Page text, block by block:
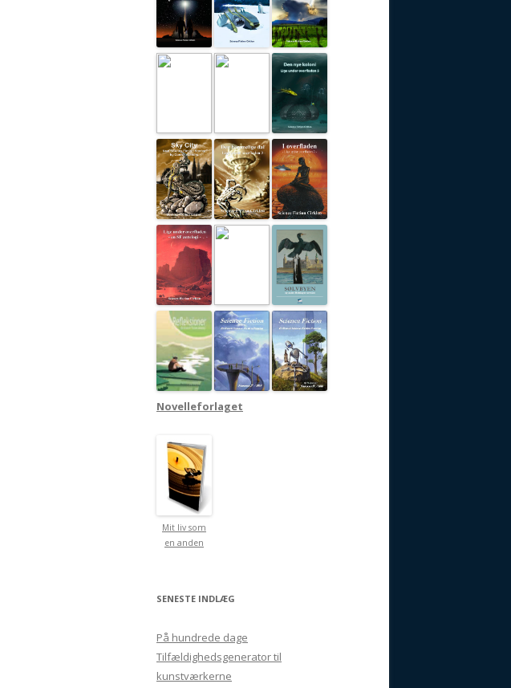
Novelleforlaget
Mit liv som
en anden
SENESTE INDLÆG
På hundrede dage
Tilfældighedsgenerator til
kunstværkerne